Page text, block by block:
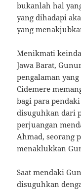
bukanlah hal
yang dihadapi
yang
Menikmati
Jawa Barat,
pengalaman
Cidemere
bagi para
disuguhkan dari
perjuangan
Ahmad, seorang
menaklukkan
Saat mendaki
disuguhkan